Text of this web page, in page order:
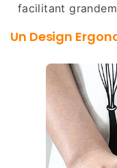
facilitant
Un Design